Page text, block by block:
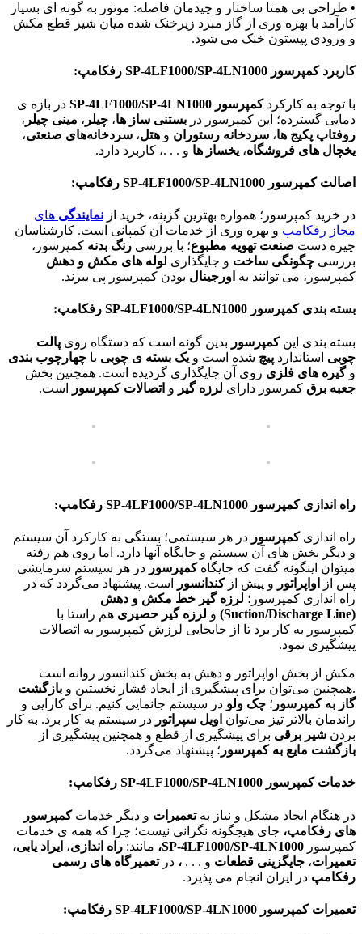
• طراحی بی همتا ساختار و چیدمان فاصله: موتور به گونه ای بسیار
کارآمد با بهره وری از گاز مبرد زیرخنک شده میان شیر قطع مکش
و ورودی پیستون خنک می شود.
کاربرد کمپرسور SP-4LF1000/SP-4LN1000 رفکامپ:
با توجه به کارکردکمپرسور SP-4LF1000/SP-4LN1000
در بازه ی
دمایی گسترده؛ این کمپرسور در بستنی ساز ها، چیلر ، مینی چیلر ،
روفتاپ پکیج ها، سردخانه رستوران و هتل، سردخانه‌های صنعتی،
یخچال های فروشگاه، یخساز ها و . . .، کاربرد دارد.
اصالت کمپرسور SP-4LF1000/SP-4LN1000 رفکامپ:
در خرید کمپرسور؛ همواره بهترین گزینه، خرید از نمایندگی های
مجاز رفکامپ و بهره وری از خدمات آن کمپانی است. کارشناسان
چیره دست صنعت تهویه مطبوع؛ با بررسی رنگ بدنه کمپرسور،
بررسی چگونگی ساخت و جایگذاری لوله های مکش و دهش
کمپرسور، می توانند به اورجینال بودن کمپرسور پی ببرند.
بسته بندی کمپرسور SP-4LF1000/SP-4LN1000 رفکامپ:
بسته بندی اینکمپرسور بدین گونه است که دستگاه روی پالت
چوبی استاندارد پیچ شده است و یک بسته ی چوبی با چهارچوب بندی
وگیره های فلزی روی آن جایگذاری گردیده است. همچنین بخش
جعبه برق کمرسور دارای لرزه گیر و اتصالات کمپرسور است.
راه اندازی کمپرسور SP-4LF1000/SP-4LN1000 رفکامپ:
راه اندازیکمپرسور در هر سیستمی؛ بستگی به کارکرد آن سیستم
و دیگر بخش های آن سیستم و جایگاه آنها دارد. اما روی هم رفته
میتوان اینگونه گفت که جایگاهکمپرسور در هر سیستم سرمایشی
پس از
اواپراتور و پیش ازکندانسور
است. پیشنهاد می‌گردد که در
راه اندازی کمپرسور؛ لرزه گیر خط مکش و دهش
(Suction/Discharge Line)
و لرزه گیر حصیری هم راستا با
کمپرسور به کار برد تا از جابجایی لرزش کمپرسور به اتصالات
پیشگیری نمود.
مکش از بخش اواپراتور و دهش به بخش کندانسور روانه است
.همچنین می‌توان برای پیشگیری از ایجاد فشار نخستین و بازگشت
گاز به کمپرسور ؛ چک ولو در سیستم جانمایی کنیم. برای کارایی و
راندمان بالاتر تیز می‌توان اویل سپراتور در سیستم به کار برد. به کار
بردن شیر برقی برای پیشگیری از قطع و همچنین پیشگیری از
بازگشت مایع به کمپرسور ؛ پیشنهاد می‌گردد.
خدمات کمپرسور SP-4LF1000/SP-4LN1000 رفکامپ:
در هنگام ایجاد مشکل و نیاز بهتعمیرات و دیگر خدماتکمپرسور
های رفکامپ، جای هیچگونه نگرانی نیست؛ چرا که همه ی خدمات
کمپرسور SP-4LF1000/SP-4LN1000، مانند: راه اندازی، ایراد یابی،
تعمیرات، جایگزینی قطعات و . . . ، درتعمیرگاه های رسمی
رفکامپ در ایران انجام می پذیرد.
تعمیرات کمپرسور SP-4LF1000/SP-4LN1000 رفکامپ: